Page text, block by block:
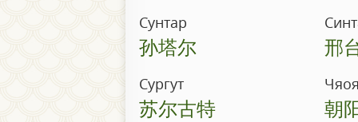
Сунтар
孙塔尔 邢
Сургут
苏尔古特 朝